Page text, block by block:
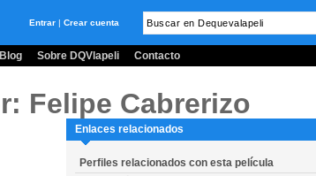
Entrar | Crear cuenta
Blog Sobre DQVlapeli Contacto
Felipe Cabrerizo
Enlaces relacionados
Perfiles relacionados con esta película